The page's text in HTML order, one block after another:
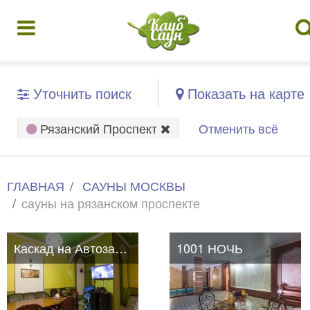
Уточнить поиск Показать на карте
Рязанский Проспект Отменить всё
ГЛАВНАЯ
САУНЫ МОСКВЫ
сауны на рязанском проспекте
Каскад на Автозаводской 1001 НОЧЬ